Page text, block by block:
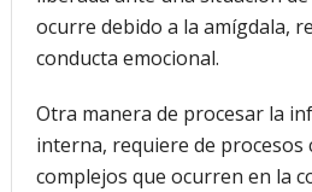
ocurre debido a la amígdala,
conducta emocional.
Otra manera de procesar la
interna, requiere de procesos
complejos que ocurren en la